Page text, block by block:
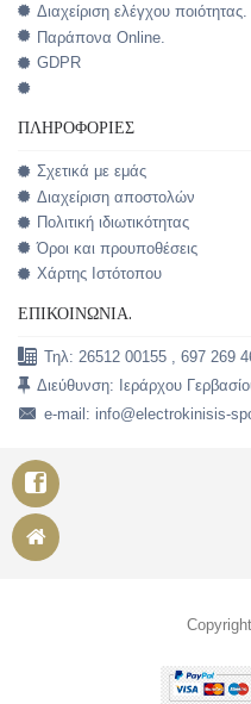
Διαχείριση ελέγχου ποιότητας.
Παράπονα Online.
GDPR
ΠΛΗΡΟΦΟΡΊΕΣ
Σχετικά με εμάς
Διαχείριση αποστολών
Πολιτική ιδιωτικότητας
Όροι και προυποθέσεις
Χάρτης Ιστότοπου
ΕΠΙΚΟΙΝΩΝΊΑ.
Τηλ: 26512 00155 , 697 269
Διεύθυνση: Ιεράρχου
e-mail: info@electrokinisis-